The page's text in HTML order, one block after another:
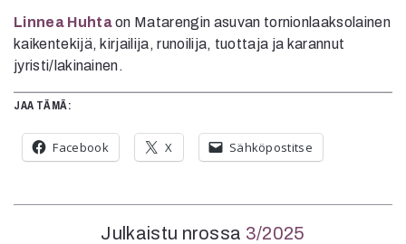
Linnea Huhtaon Matarengin asuvan tornionlaaksolainen
kaikentekijä, kirjailija, runoilija, tuottaja ja karannut
jyristi/lakinainen.
Julkaistu nrossa 3/2025
JAA TÄMÄ:
Facebook X Sähköpostitse